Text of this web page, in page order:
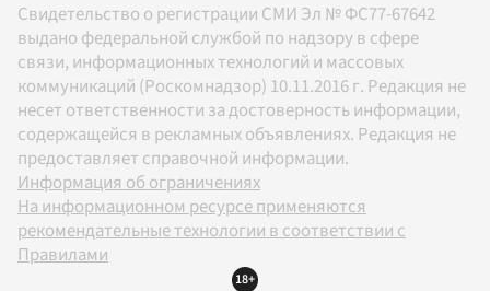
Свидетельство о регистрации СМИ Эл № ФС77-67642
выдано федеральной службой по надзору в сфере
связи, информационных технологий и массовых
коммуникаций (Роскомнадзор) 10.11.2016 г. Редакция не
несет ответственности за достоверность информации,
содержащейся в рекламных объявлениях. Редакция не
предоставляет справочной информации.
Информация об ограничениях
На информационном ресурсе применяются
рекомендательные технологии в соответствии с
Правилами
18+